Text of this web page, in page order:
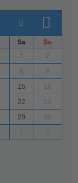
Sa
So
15
22
29